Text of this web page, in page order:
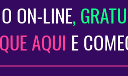
ON-LINE,
AQUI E